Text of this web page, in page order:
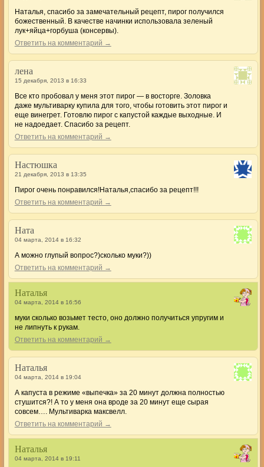
Наталья, спасибо за замечательный рецепт, пирог получился
божественный. В качестве начинки использовала зеленый
лук+яйца+горбуша (консервы).
Ответить на комментарий →
лена
15 декабря, 2013 в 16:33
Все кто пробовал у меня этот пирог — в восторге. Золовка
даже мультиварку купила для того, чтобы готовить этот пирог и
еще винегрет. Готовлю пирог с капустой каждые выходные. И
не надоедает. Спасибо за рецепт.
Ответить на комментарий →
Настюшка
21 декабря, 2013 в 13:35
Пирог очень понравился!Наталья,спасибо за рецепт!!!
Ответить на комментарий →
Ната
04 марта, 2014 в 16:32
А можно глупый вопрос?)сколько муки?))
Ответить на комментарий →
Наталья
04 марта, 2014 в 16:56
муки сколько возьмет тесто, оно должно получиться упругим и
не липнуть к рукам.
Ответить на комментарий →
Наталья
04 марта, 2014 в 19:04
А капуста в режиме «выпечка» за 20 минут должна полностью
стушится?! А то у меня она вроде за 20 минут еще сырая
совсем…. Мультиварка максвелл.
Ответить на комментарий →
Наталья
04 марта, 2014 в 19:11